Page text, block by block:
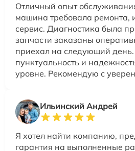
Отличный опыт
машина требовала ремонта,
сервис. Диагностика была
запчасти заказаны
приехал на следующий
пунктуальность и
уровне. Рекомендую с
Ильинский Андрей
Я хотел найти компанию,
гарантия на выполненные